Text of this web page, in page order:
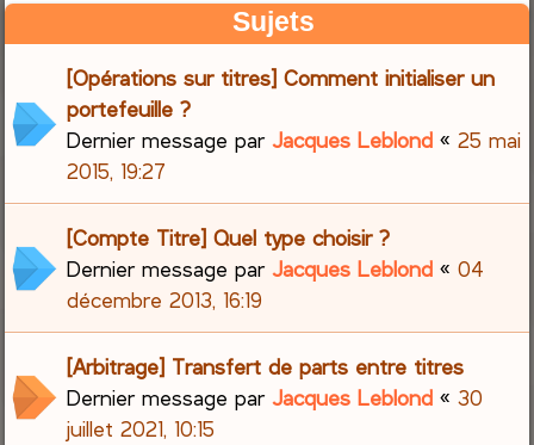
h
r
Sujets
[Opérations sur titres] Comment initialiser un
portefeuille ?
Dernier message parJacques Leblond «25 mai
2015, 19:27
[Compte Titre] Quel type choisir ?
Dernier message parJacques Leblond «04
décembre 2013, 16:19
[Arbitrage] Transfert de parts entre titres
Dernier message parJacques Leblond «30
juillet 2021, 10:15